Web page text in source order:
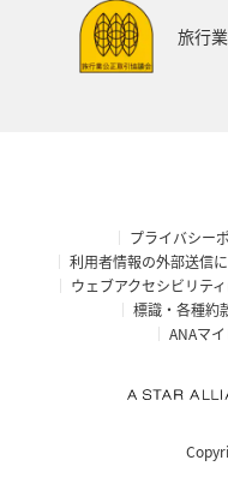
旅行
プライバシー
利用者情報の外部送信
ウェブアクセシビリテ
標識・各種約
ANAマ